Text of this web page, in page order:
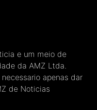
e um meio de
da AMZ Ltda.
apenas dar
de Noticias